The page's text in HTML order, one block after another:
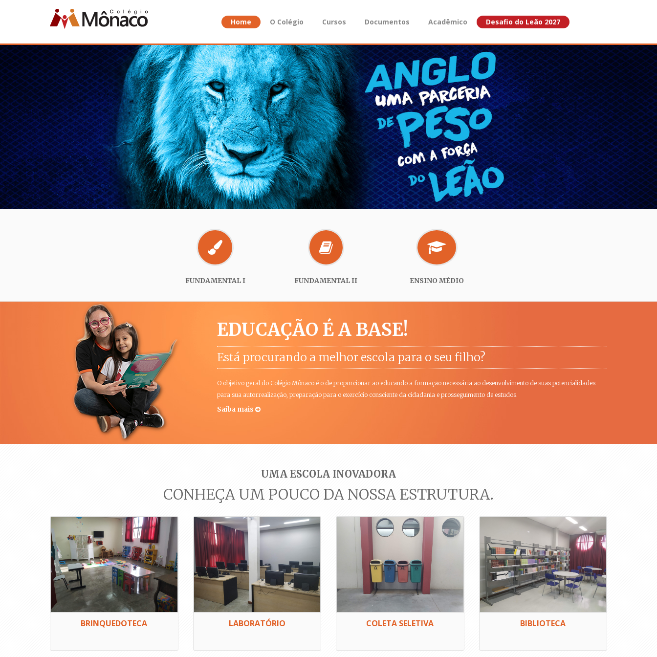
Home O Colégio Cursos Documentos Acadêmico Desafio do Leão 2027
FUNDAMENTAL I FUNDAMENTAL II ENSINO MÉDIO
EDUCAÇÃO É A BASE!
Está procurando a melhor escola para o seu filho?
O objetivo geral do Colégio Mônaco é o de proporcionar ao educando a formação necessária ao desenvolvimento de suas potencialidades
para sua autorrealização, preparação para o exercício consciente da cidadania e prosseguimento de estudos.
Saiba mais
UMA ESCOLA INOVADORA
CONHEÇA UM POUCO DA NOSSA ESTRUTURA.
BRINQUEDOTECA LABORATÓRIO COLETA SELETIVA BIBLIOTECA